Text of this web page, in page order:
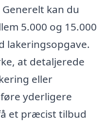
kan du
5.000 og 15.000
lakeringsopgave.
at detaljerede
eller
yderligere
et præcist tilbud